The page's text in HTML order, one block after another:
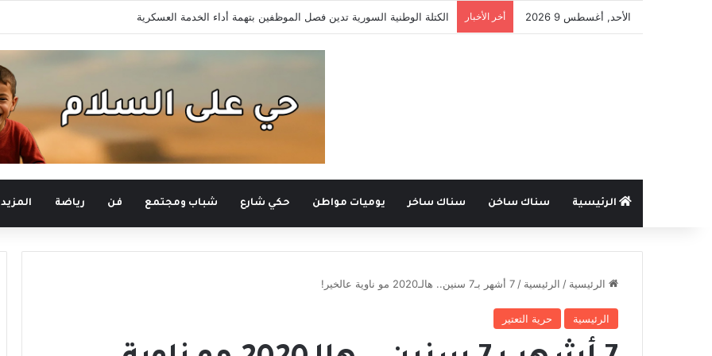
الأحد, أغسطس 9 2026 أخر الأخبار 100 دولار للفرد و300 للعائلة .. مفوضية اللاجئين تدعم عودة السوريين من لبنان
الرئيسية سناك ساخن سناك ساخر يوميات مواطن حكي شارع شباب ومجتمع فن رياضة المزيد
الرئيسية / الرئيسية / 7 أشهر بـ7 سنين.. هالـ2020 مو ناوية عالخير!
الرئيسية حرية التعتير